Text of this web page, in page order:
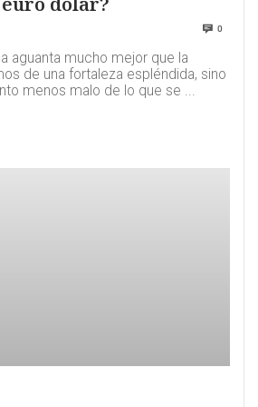
0
aguanta mucho mejor que la
de una fortaleza espléndida, sino
menos malo de lo que se ...